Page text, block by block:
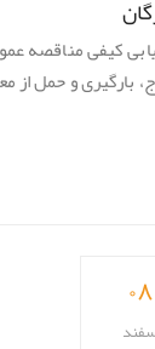
کیفی مناقصه
بارگیری و حمل
۰۸